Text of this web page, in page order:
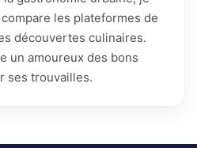
les plateformes de
découvertes culinaires.
un amoureux des bons
ses trouvailles.